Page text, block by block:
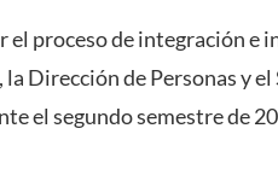
el proceso de integración e
Dirección de Personas y
el segundo semestre de